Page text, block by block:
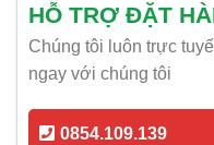
HỖ TRỢ ĐẶT
Chúng tôi luôn trực
ngay với chúng tôi
0854.109.139